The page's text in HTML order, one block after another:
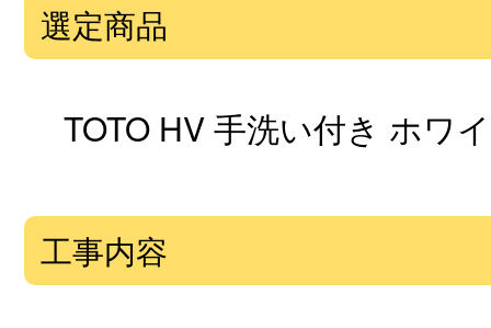
選定商品
TOTO HV 手洗い付き ホワ
工事内容